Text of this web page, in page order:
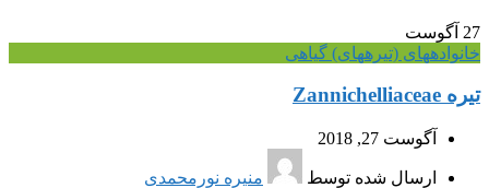
27 آگوست
خانواده‎های (تیره‎های) گیاهی
تیره Zannichelliaceae
آگوست 27, 2018
ارسال شده توسط
منیره نورمحمدی